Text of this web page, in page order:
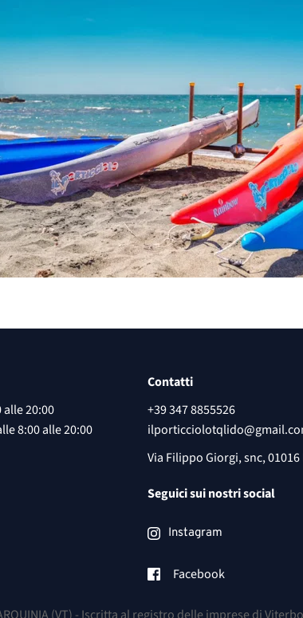
20:00
8:00 alle 20:00
Contatti
+39347 8855526
Via Filippo Giorgi, snc,
Seguici sui nostri social
Instagram
Facebook